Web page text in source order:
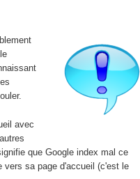
avec
que Google index mal ce
sa page d'accueil (c'est le